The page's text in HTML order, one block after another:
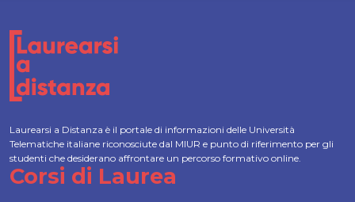
Laurearsi a Distanza è il portale di informazioni delle Università
Telematiche italiane riconosciute dal MIUR e punto di riferimento per gli
studenti che desiderano affrontare un percorso formativo online.
Corsi di Laurea